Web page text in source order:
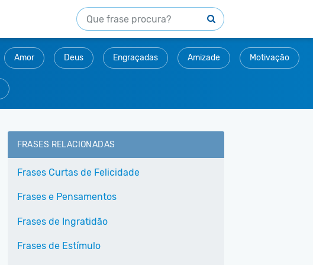
Amor Deus Engraçadas Amizade Motivação
FRASES RELACIONADAS
Frases Curtas de Felicidade
Frases e Pensamentos
Frases de Ingratidão
Frases de Estímulo